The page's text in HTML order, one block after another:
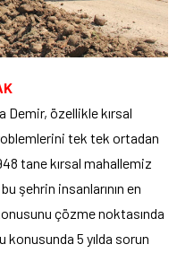
Demir, özellikle kırsal
tek tek ortadan
tane kırsal mahallemiz
şehrin insanlarının en
çözme noktasında
konusunda 5 yılda sorun